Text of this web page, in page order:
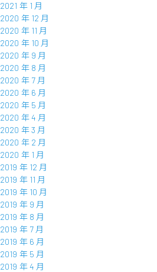
2021 年 1 月
2020 年 12 月
2020 年 11 月
2020 年 10 月
2020 年 9 月
2020 年 8 月
2020 年 7 月
2020 年 6 月
2020 年 5 月
2020 年 4 月
2020 年 3 月
2020 年 2 月
2020 年 1 月
2019 年 12 月
2019 年 11 月
2019 年 10 月
2019 年 9 月
2019 年 8 月
2019 年 7 月
2019 年 6 月
2019 年 5 月
2019 年 4 月